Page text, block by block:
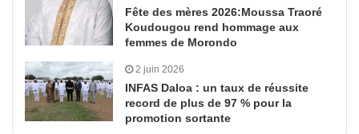
Fête des mères 2026:Moussa Traoré
Koudougou rend hommage aux
femmes de Morondo
2 juin 2026
INFAS Daloa : un taux de réussite
record de plus de 97 % pour la
promotion sortante